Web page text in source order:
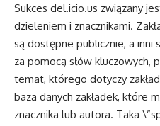
Sukces del.icio.us związany
dzieleniem i znacznikami.
są dostępne publicznie, a inni
za pomocą słów kluczowych,
temat, którego dotyczy
baza danych zakładek, które
znacznika lub autora. Taka